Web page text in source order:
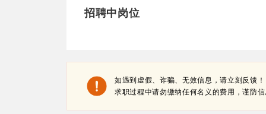
招聘中岗位
如遇到虚假、诈骗、无效信息，请立刻反馈！
求职过程中请勿缴纳任何名义的费用，谨防信